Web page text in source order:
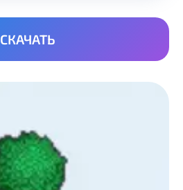
СКАЧАТЬ